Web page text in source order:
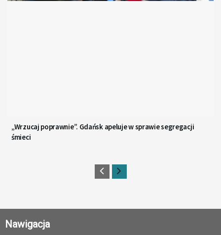
„Wrzucaj poprawnie”. Gdańsk apeluje w sprawie segregacji
śmieci
Nawigacja